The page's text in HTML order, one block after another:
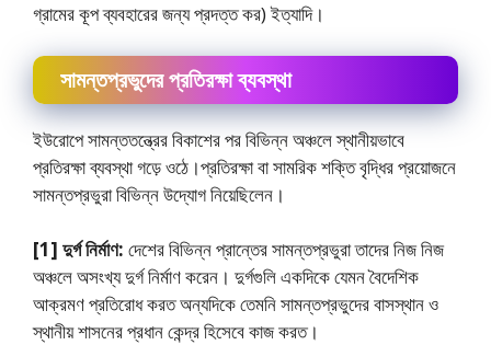
গ্রামের কূপ ব্যবহারের জন্য প্রদত্ত কর) ইত্যাদি।
সামন্তপ্রভুদের প্রতিরক্ষা ব্যবস্থা
ইউরােপে সামন্ততন্ত্রের বিকাশের পর বিভিন্ন অঞ্চলে স্থানীয়ভাবে
প্রতিরক্ষা ব্যবস্থা গড়ে ওঠে।প্রতিরক্ষা বা সামরিক শক্তি বৃদ্ধির প্রয়ােজনে
সামন্তপ্রভুরা বিভিন্ন উদ্যোগ নিয়েছিলেন।
[1] দুর্গ নির্মাণ: দেশের বিভিন্ন প্রান্তের সামন্তপ্রভুরা তাদের নিজ নিজ
অঞ্চলে অসংখ্য দুর্গ নির্মাণ করেন। দুর্গগুলি একদিকে যেমন বৈদেশিক
আক্রমণ প্রতিরােধ করত অন্যদিকে তেমনি সামন্তপ্রভুদের বাসস্থান ও
স্থানীয় শাসনের প্রধান কেন্দ্র হিসেবে কাজ করত।